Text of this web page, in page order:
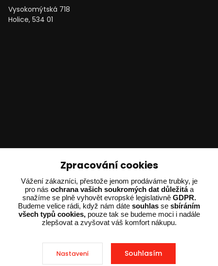
Vysokomýtská 718
Holice, 534 01
Ing. Adam Dvořák
+420 602 234 254
(Po-Pá 8:00 - 15:00)
potrebujiporadit@dvorak-karlik.cz
Zpracování cookies
Vážení zákazníci, přestože jenom prodáváme trubky, je
pro nás ochrana vašich soukromých dat důležitáa
snažíme se plně vyhovět evropské legislativně GDPR.
Budeme velice rádi, když nám dáte souhlas se sbíráním
všech typů cookies,pouze tak se budeme moci i nadále
zlepšovat a zvyšovat váš komfort nákupu.
Nastavení Souhlasím